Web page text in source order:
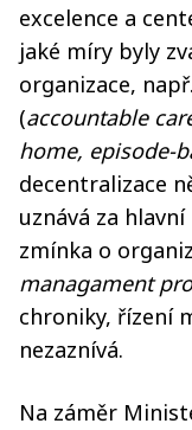
excelence a
jaké míry byly
organizace,
(accountable
home, episode-
decentralizace
uznává za
zmínka o
managament
chroniky, řízení
nezaznívá.
Na záměr